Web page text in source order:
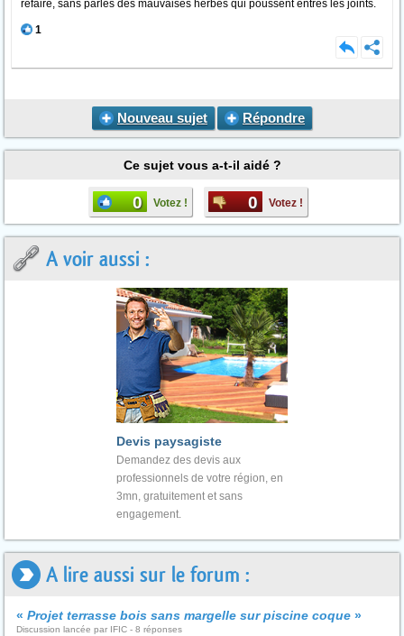
refaire, sans parles des mauvaises herbes qui poussent entres les joints.
1
Nouveau sujet Répondre
Ce sujet vous a-t-il aidé ?
0 Votez ! 0 Votez !
A voir aussi :
Devis paysagiste
Demandez des devis aux
professionnels de votre région, en
3mn, gratuitement et sans
engagement.
A lire aussi sur le forum :
« Projet terrasse bois sans margelle sur piscine coque »
Discussion lancée par IFIC - 8 réponses